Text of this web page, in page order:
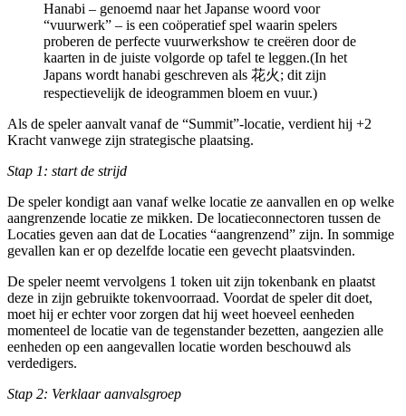
Hanabi – genoemd naar het Japanse woord voor
“vuurwerk” – is een coöperatief spel waarin spelers
proberen de perfecte vuurwerkshow te creëren door de
kaarten in de juiste volgorde op tafel te leggen.(In het
Japans wordt hanabi geschreven als 花火; dit zijn
respectievelijk de ideogrammen bloem en vuur.)
Als de speler aanvalt vanaf de “Summit”-locatie, verdient hij +2
Kracht vanwege zijn strategische plaatsing.
Stap 1: start de strijd
De speler kondigt aan vanaf welke locatie ze aanvallen en op welke
aangrenzende locatie ze mikken. De locatieconnectoren tussen de
Locaties geven aan dat de Locaties “aangrenzend” zijn. In sommige
gevallen kan er op dezelfde locatie een gevecht plaatsvinden.
De speler neemt vervolgens 1 token uit zijn tokenbank en plaatst
deze in zijn gebruikte tokenvoorraad. Voordat de speler dit doet,
moet hij er echter voor zorgen dat hij weet hoeveel eenheden
momenteel de locatie van de tegenstander bezetten, aangezien alle
eenheden op een aangevallen locatie worden beschouwd als
verdedigers.
Stap 2: Verklaar aanvalsgroep